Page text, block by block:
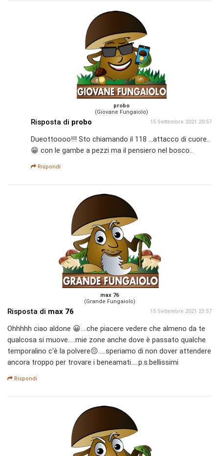
probo
(Giovane Fungaiolo)
Risposta di probo 15 Settembre 2021 20:57
Dueottoooo!!! Sto chiamando il 118 ...attacco di cuore..
😁 con le gambe a pezzi ma il pensiero nel bosco..
Rispondi
max 76
(Grande Fungaiolo)
Risposta di max 76 15 Settembre 2021 23:57
Ohhhhh ciao aldone 😀....che piacere vedere che almeno da te
qualcosa si muove.....mie zone anche dove è passato qualche
temporalino c'è la polvere😔.....speriamo di non dover attendere
ancora troppo per trovare i beneamati.....p.s.bellissimi
Rispondi